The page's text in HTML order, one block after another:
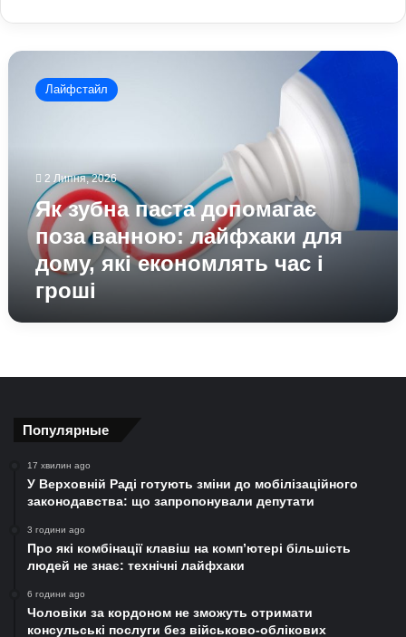
Як
паста
лайфхаки
дому,
економлять
Лайфстайл
2 Липня, 2026
Як зубна паста допомагає
поза ванною: лайфхаки для
дому, які економлять час і
гроші
Популярные
17 хвилин ago
У Верховній Раді готують зміни до мобілізаційного
законодавства: що запропонували депутати
3 години ago
Про які комбінації клавіш на комп’ютері більшість
людей не знає: технічні лайфхаки
6 години ago
Чоловіки за кордоном не зможуть отримати
консульські послуги без військово-облікових